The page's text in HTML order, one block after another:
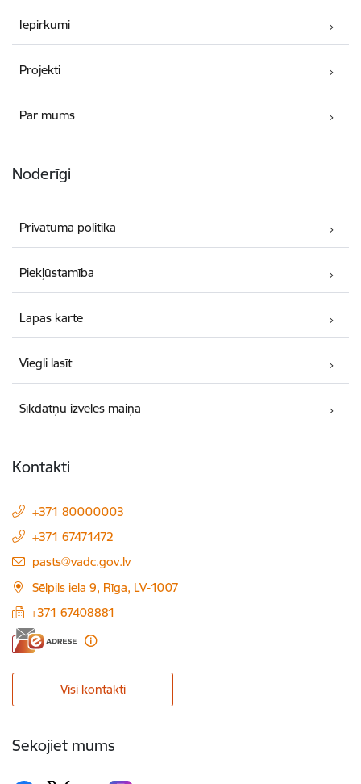
Iepirkumi
Projekti
Par mums
Noderīgi
Privātuma politika
Piekļūstamība
Lapas karte
Viegli lasīt
Sīkdatņu izvēles maiņa
Kontakti
+371 80000003
+371 67471472
E-pasts:
pasts@vadc.gov.lv
Sēlpils iela 9, Rīga, LV-1007
+371 67408881
Visi kontakti
Sekojiet mums